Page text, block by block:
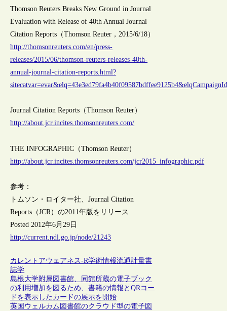
Thomson Reuters Breaks New Ground in Journal
Evaluation with Release of 40th Annual Journal
Citation Reports（Thomson Reuter，2015/6/18）
http://thomsonreuters.com/en/press-
releases/2015/06/thomson-reuters-releases-40th-
annual-journal-citation-reports.html?
Journal Citation Reports（Thomson Reuter）
http://about.jcr.incites.thomsonreuters.com/
THE INFOGRAPHIC（Thomson Reuter）
http://about.jcr.incites.thomsonreuters.com/jcr2015_infographic.pdf
参考：
トムソン・ロイター社、Journal Citation
Reports（JCR）の2011年版をリリース
Posted 2012年6月29日
http://current.ndl.go.jp/node/21243
カレントアウェアネス-R学術情報流通計量書
誌学
島根大学附属図書館、同館所蔵の電子ブック
の利用増加を図るため、書籍の情報とQRコー
ドを表示したカードの展示を開始
英国ウェルカム図書館のクラウド型の電子図